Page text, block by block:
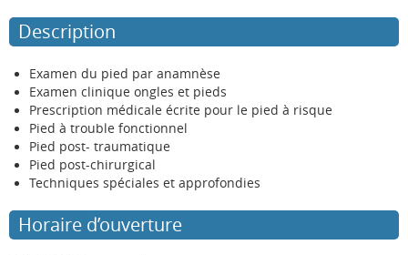
Description
Examen du pied par anamnèse
Examen clinique ongles et pieds
Prescription médicale écrite pour le pied à risque
Pied à trouble fonctionnel
Pied post- traumatique
Pied post-chirurgical
Techniques spéciales et approfondies
Horaire d’ouverture